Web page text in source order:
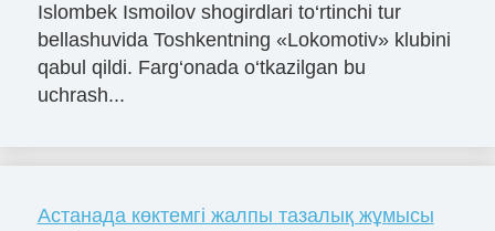
Islombek Ismoilov shogirdlari to‘rtinchi tur
bellashuvida Toshkentning «Lokomotiv» klubini
qabul qildi. Farg‘onada o‘tkazilgan bu
uchrash...
Астанада көктемгі жалпы тазалық жұмысы